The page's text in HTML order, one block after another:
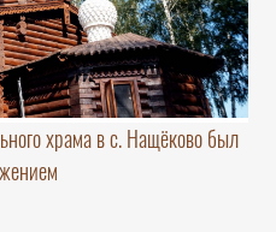
храма в с. Нащёково был